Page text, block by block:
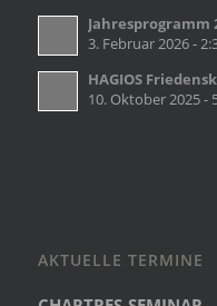
Jahresprogramm
3. Februar 2026 -
HAGIOS
10. Oktober 2025 -
AKTUELLE TERMINE